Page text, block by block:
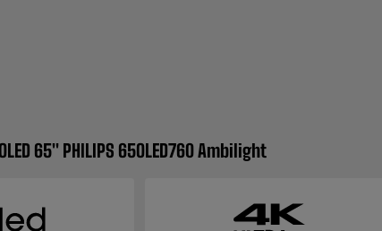
65" PHILIPS 65OLED760 Ambilight